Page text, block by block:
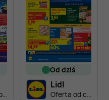
Gazetka do 16.08
od dziś
Lidl
Oferta od czwartku